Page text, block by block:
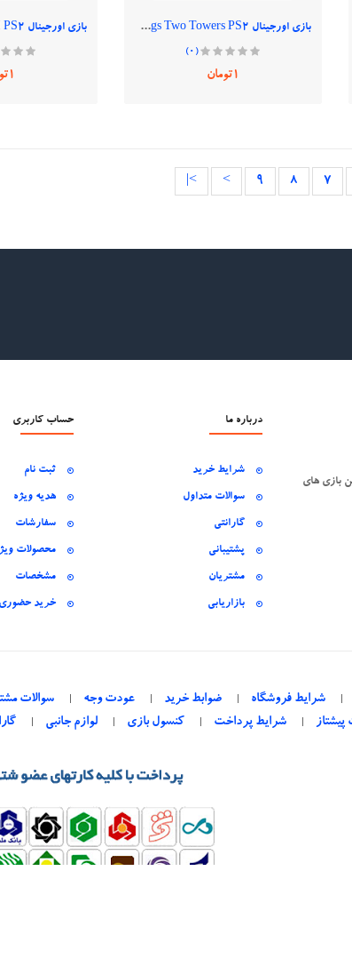
بازی اورجینال Lord of the Rings Two Towers PS2
(0)
1تومان 1تومان
7
8
9
>
>|
بازی های
درباره ما
شرایط خرید
سوالات متداول
گارانتی
پشتیبانی
مشتریان
بازاریابی
حساب کاربری
ثبت نام
هدیه ویژه
سفارشات
محصولات
مشخصات
خرید حضوری
شرایط فروشگاه ضوابط خرید عودت وجه سوالات
شرایط پرداخت کنسول بازی لوازم جانبی